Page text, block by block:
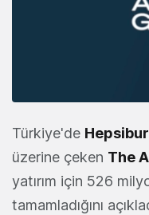
Türkiye'de
üzerine çeken The
yatırım için 526
tamamladığını